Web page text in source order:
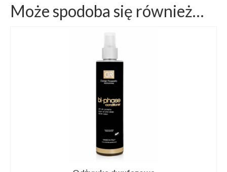
Może spodoba się również…